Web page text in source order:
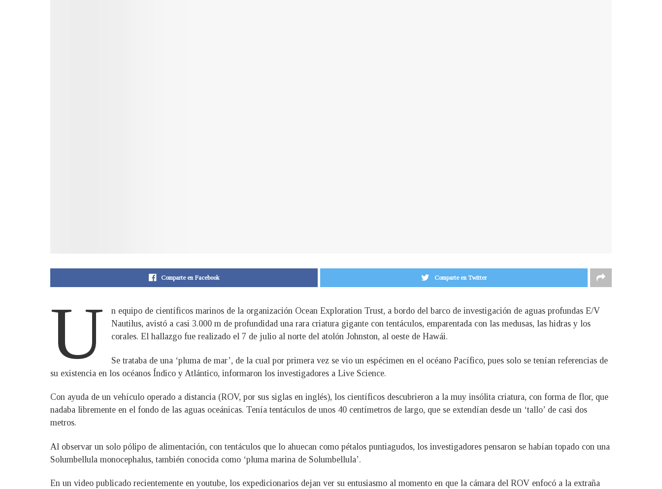
Comparte en Facebook Comparte en Twitter
U
n equipo de científicos marinos de la organización Ocean Exploration Trust, a bordo del barco de investigación de aguas profundas E/V
Nautilus, avistó a casi 3.000 m de profundidad una rara criatura gigante con tentáculos, emparentada con las medusas, las hidras y los
corales. El hallazgo fue realizado el 7 de julio al norte del atolón Johnston, al oeste de Hawái.
Se trataba de una ‘pluma de mar’, de la cual por primera vez se vio un espécimen en el océano Pacífico, pues solo se tenían referencias de
su existencia en los océanos Índico y Atlántico, informaron los investigadores a Live Science.
Con ayuda de un vehículo operado a distancia (ROV, por sus siglas en inglés), los científicos descubrieron a la muy insólita criatura, con forma de flor, que
nadaba libremente en el fondo de las aguas oceánicas. Tenía tentáculos de unos 40 centímetros de largo, que se extendían desde un ‘tallo’ de casi dos
metros.
Al observar un solo pólipo de alimentación, con tentáculos que lo ahuecan como pétalos puntiagudos, los investigadores pensaron se habían topado con una
Solumbellula monocephalus, también conocida como ‘pluma marina de Solumbellula’.
En un video publicado recientemente en youtube, los expedicionarios dejan ver su entusiasmo al momento en que la cámara del ROV enfocó a la extraña